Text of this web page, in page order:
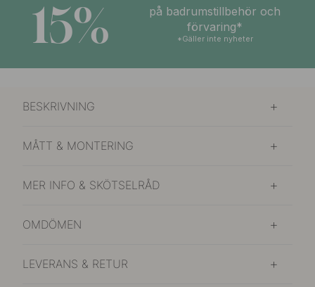
15%
på badrumstillbehör och
förvaring*
*Gäller inte nyheter
BESKRIVNING
MÅTT & MONTERING
MER INFO & SKÖTSELRÅD
OMDÖMEN
LEVERANS & RETUR